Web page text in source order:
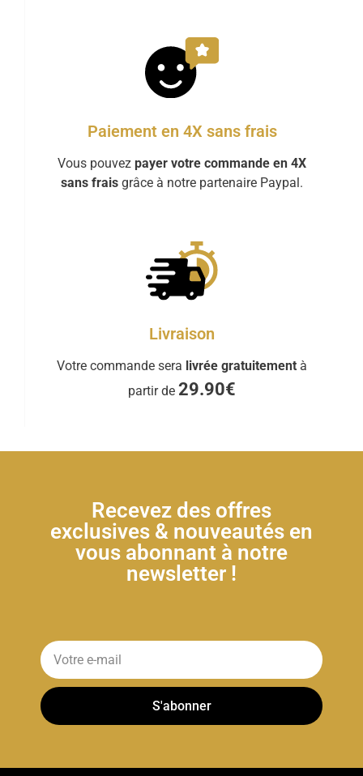
Paiement en 4X sans frais
Vous pouvez payer votre commande en 4X
sans frais grâce à notre partenaire Paypal.
Livraison
Votre commande sera livrée gratuitement à
partir de 29.90€
Recevez des offres
exclusives & nouveautés en
vous abonnant à notre
newsletter !
S'abonner